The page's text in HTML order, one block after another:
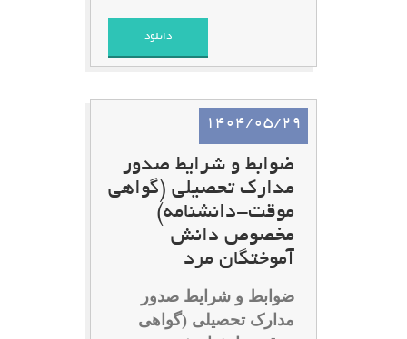
دانلود
1404/05/29
ضوابط و شرایط صدور
مدارک تحصیلی (گواهی
موقت-دانشنامه)
مخصوص دانش
آموختگان مرد
ضوابط و شرایط صدور
مدارک تحصیلی (گواهی